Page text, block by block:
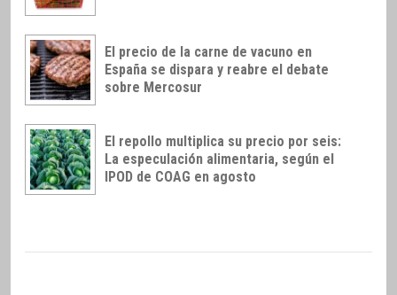
El precio de la carne de vacuno en
España se dispara y reabre el debate
sobre Mercosur
El repollo multiplica su precio por seis:
La especulación alimentaria, según el
IPOD de COAG en agosto